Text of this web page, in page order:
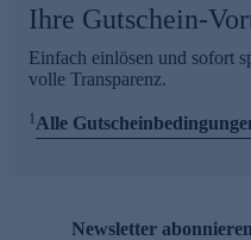
Ihre Gutschein-
Einfach einlösen und sofort
volle Transparenz.
1Alle
Newsletter